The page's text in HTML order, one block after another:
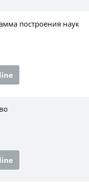
построения наук